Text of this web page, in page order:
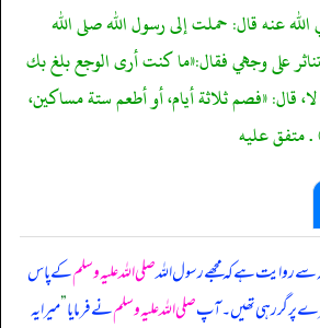
عنه قال: حملت إلى رسول الله صلى الله
على وجهي فقال:«‏‏‏‏ما كنت أرى الوجع بلغ بك
قال: «‏‏‏‏فصم ثلاثة أيام،‏‏‏‏ أو أطعم ستة مساكين،‏‏‏‏
عليه
سے روایت ہے کہمجھے رسول اللہصلی اللہ علیہ وسلمکے پاس
پر گر رہی تھیں۔ آپصلی اللہ علیہ وسلمنے فرمایا”میرا یہ